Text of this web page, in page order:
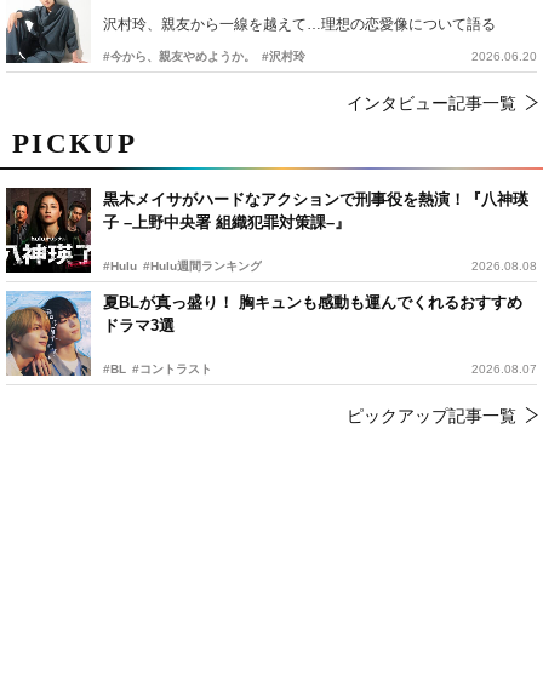
PICKUP
黒木メイサがハードなアクションで刑事役を熱演！『八神瑛
子 –上野中央署 組織犯罪対策課–』
#Hulu #Hulu週間ランキング 2026.08.08
夏BLが真っ盛り！ 胸キュンも感動も運んでくれるおすすめ
ドラマ3選
#BL #コントラスト 2026.08.07
ピックアップ記事一覧
沢村玲、親友から一線を越えて…理想の恋愛像について語る
#今から、親友やめようか。 #沢村玲 2026.06.20
インタビュー記事一覧